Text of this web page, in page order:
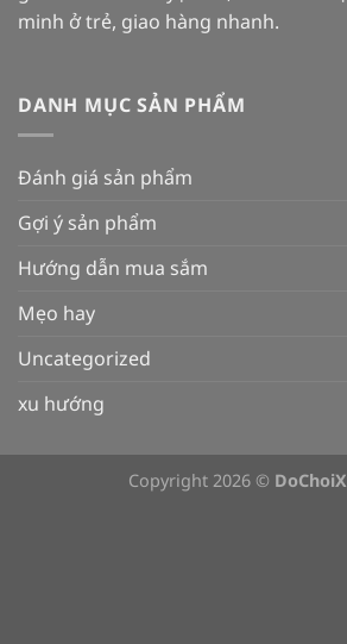
minh ở trẻ, giao hàng nhanh.
DANH MỤC SẢN PHẨM
Đánh giá sản phẩm
Gợi ý sản phẩm
Hướng dẫn mua sắm
Mẹo hay
Uncategorized
xu hướng
Copyright 2026 ©